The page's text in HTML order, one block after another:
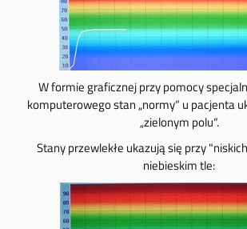
W formie graficznej przy pomocy
komputerowego stan „normy“ u pacjenta
„zielonym polu“.
Stany przewlekłe ukazują się przy
niebieskim tle: